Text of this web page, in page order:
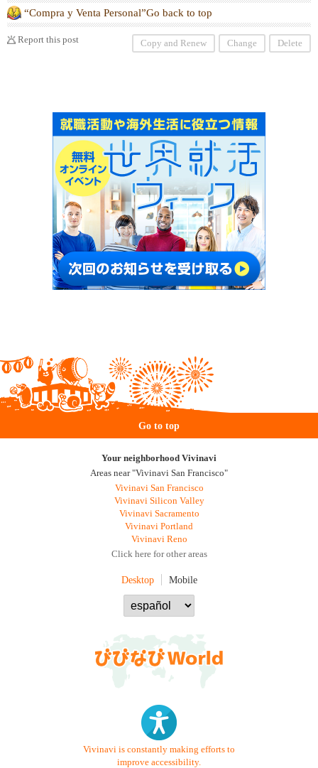
“Compra y Venta Personal”Go back to top
Report this post Copy and Renew Change Delete
Go to top
Your neighborhood Vivinavi
Areas near "Vivinavi San Francisco"
Vivinavi San Francisco
Vivinavi Silicon Valley
Vivinavi Sacramento
Vivinavi Portland
Vivinavi Reno
Click here for other areas
Desktop Mobile
Vivinavi is constantly making efforts to
improve accessibility.